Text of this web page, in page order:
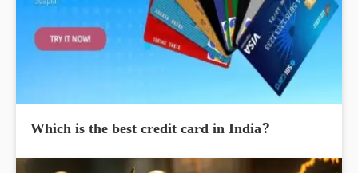
Which is the best credit card in India?